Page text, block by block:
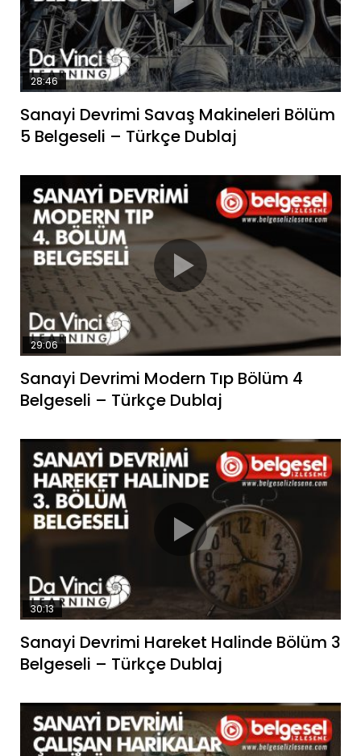
28:46
Sanayi Devrimi Savaş Makineleri Bölüm
5 Belgeseli – Türkçe Dublaj
29:06
Sanayi Devrimi Modern Tıp Bölüm 4
Belgeseli – Türkçe Dublaj
30:13
Sanayi Devrimi Hareket Halinde Bölüm 3
Belgeseli – Türkçe Dublaj